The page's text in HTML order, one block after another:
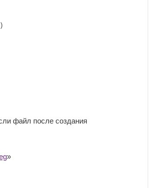
)
файл после создания
»